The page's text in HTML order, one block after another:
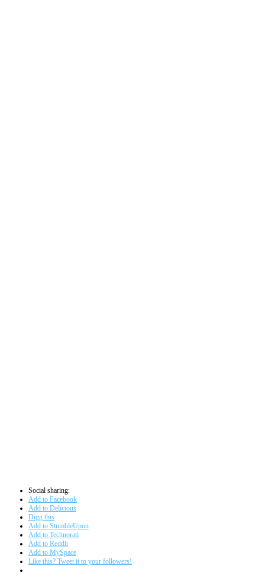
Social sharing:
Add to Facebook
Add to Delicious
Digg this
Add to StumbleUpon
Add to Technorati
Add to Reddit
Add to MySpace
Like this? Tweet it to your followers!